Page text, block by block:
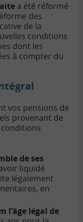
a été réformé
des
de la
conditions
dont les
à compter du
vos pensions de
provenant de
de ses
liquidé
légalement
en
l’âge légal de